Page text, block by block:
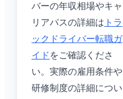
バーの年収相場やキャ
リアパスの詳細は トラ
ックドライバー転職ガ
イド をご確認くださ
い。実際の雇用条件や
研修制度の詳細につい